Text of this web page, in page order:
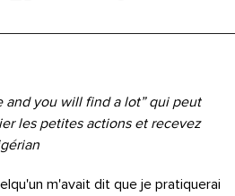
and you will find a lot” qui peut
les petites actions et recevez
m'avait dit que je pratiquerai